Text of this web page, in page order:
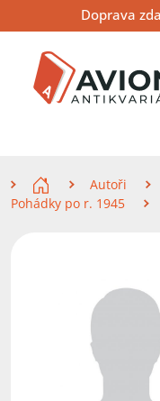
na
obsah
na
navigaci
na
vyhledávání
Doprava
Autoři
Pohádky po r. 1945